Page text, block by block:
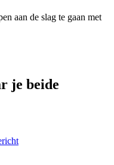
aan de slag te gaan met
je beide